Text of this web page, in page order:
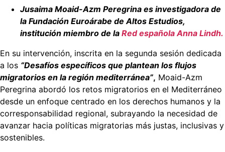
Jusaima Moaid-Azm Peregrina es investigadora de
la Fundación Euroárabe de Altos Estudios,
institución miembro de la Red española Anna Lindh.
En su intervención, inscrita en la segunda sesión dedicada
a los “Desafíos específicos que plantean los flujos
migratorios en la región mediterránea”, Moaid-Azm
Peregrina abordó los retos migratorios en el Mediterráneo
desde un enfoque centrado en los derechos humanos y la
corresponsabilidad regional, subrayando la necesidad de
avanzar hacia políticas migratorias más justas, inclusivas y
sostenibles.